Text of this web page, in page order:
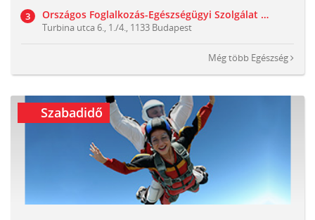
Országos Foglalkozás-Egészségügyi Szolgálat Kft.
Turbina utca 6., 1./4., 1133 Budapest
Még több Egészség
Szabadidő